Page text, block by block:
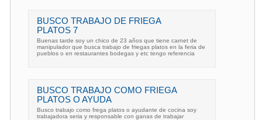
BUSCO TRABAJO DE FRIEGA
PLATOS 7
Buenas tarde soy un chico de 23 años que tiene carnet de
manipulador que busca trabajo de friegas platos en la feria de
pueblos o en restaurantes bodegas y etc tengo referencia
BUSCO TRABAJO COMO FRIEGA
PLATOS O AYUDA
Busco trabajo como frega platos o ayudante de cocina soy
trabajadora seria y responsable con ganas de trabajar